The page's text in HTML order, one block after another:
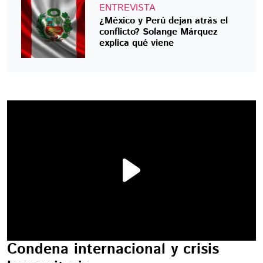
ENTREVISTA
¿México y Perú dejan atrás el
conflicto? Solange Márquez
explica qué viene
Condena internacional y crisis